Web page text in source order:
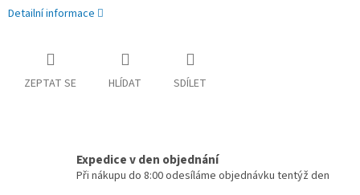
Detailní informace
ZEPTAT SE HLÍDAT SDÍLET
Expedice v den objednání
Při nákupu do 8:00 odesíláme objednávku tentýž den